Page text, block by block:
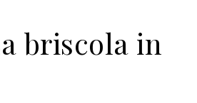
briscola in